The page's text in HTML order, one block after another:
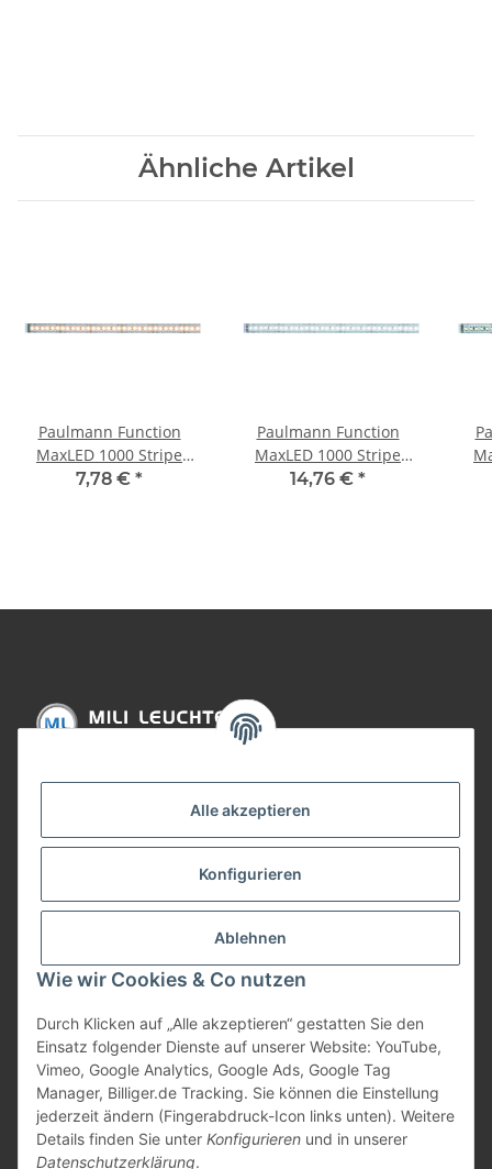
Alle akzeptieren
Konfigurieren
Ablehnen
Wie wir Cookies & Co nutzen
Durch Klicken auf „Alle akzeptieren“ gestatten Sie den
Einsatz folgender Dienste auf unserer Website: YouTube,
Vimeo, Google Analytics, Google Ads, Google Tag
Manager, Billiger.de Tracking. Sie können die Einstellung
jederzeit ändern (Fingerabdruck-Icon links unten). Weitere
Details finden Sie unter Konfigurieren und in unserer
Datenschutzerklärung.
Ähnliche Artikel
Paulmann Function
MaxLED 1000 Stripe
50cm Warmweiß 7W 24V
7,78 € *
Paulmann Function
MaxLED 1000 Stripe
50cm Tageslichtweiß 6W
14,76 € *
Gesetzliche Informationen
Bezahlung
Vertrag widerrufen